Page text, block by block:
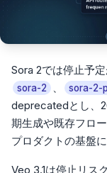
Sora 2では停止予
sora-2 、 sora-2-
deprecatedとし、
期生成や既存フロ
プロダクトの基盤
Veo 3.1は停止リス